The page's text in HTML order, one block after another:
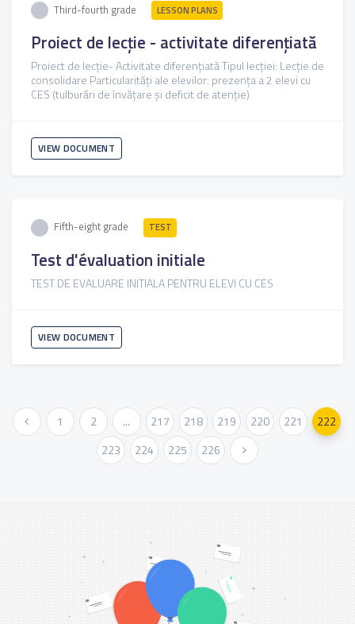
Third-fourth grade LESSON PLANS
Proiect de lecție - activitate diferențiată
Proiect de lecție- Activitate diferențiată Tipul lecției: Lecție de
consolidare Particularități ale elevilor: prezența a 2 elevi cu
CES (tulburări de învățare și deficit de atenție)
VIEW DOCUMENT
Fifth-eight grade TEST
Test d'évaluation initiale
TEST DE EVALUARE INITIALA PENTRU ELEVI CU CES
VIEW DOCUMENT
« Previous 1 2 ... 217 218 219 220 221
222
223
224 225 226 Next »